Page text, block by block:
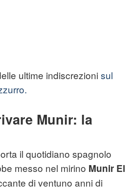
ultime indiscrezioni sul
Munir: la
il quotidiano spagnolo
messo nel mirino Munir El
di ventuno anni di